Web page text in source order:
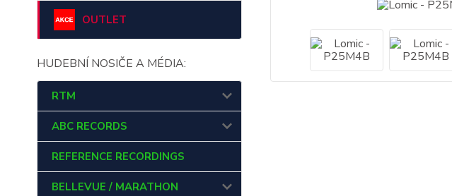
OUTLET
HUDEBNÍ NOSIČE A MÉDIA:
RTM
ABC RECORDS
REFERENCE RECORDINGS
BELLEVUE / MARATHON